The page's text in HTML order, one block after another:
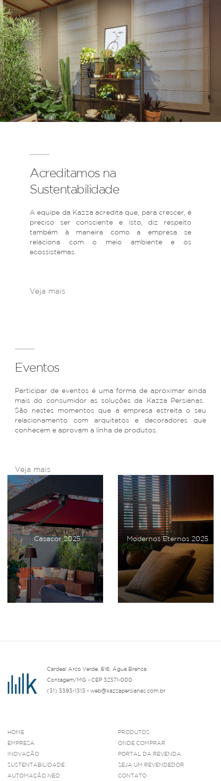
Acreditamos na
Sustentabilidade
A equipe da Kazza acredita que, para crescer, é
preciso ser consciente e isto, diz respeito
também à maneira como a empresa se
relaciona com o meio ambiente e os
ecossistemas.
Veja mais
Eventos
Participar de eventos é uma forma de aproximar ainda
mais do consumidor as soluções da Kazza Persianas.
São nestes momentos que a empresa estreita o seu
relacionamento com arquitetos e decoradores que
conhecem e aprovam a linha de produtos.
Veja mais
Casacor 2025 Modernos Eternos 2025
Cardeal Arco Verde, 816, Água Branca
Contagem/MG - CEP 32371-000
(31) 3393-1313 - web@kazzapersianas.com.br
HOME
EMPRESA
INOVAÇÃO
SUSTENTABILIDADE
AUTOMAÇÃO NEO
PRODUTOS
ONDE COMPRAR
PORTAL DA REVENDA
SEJA UM REVENDEDOR
CONTATO